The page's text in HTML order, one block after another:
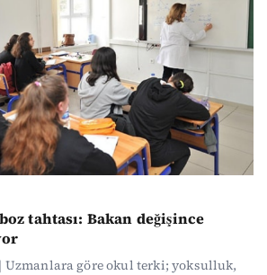
uzmanlar sorunun münferit değil,
olduğunu vurguluyor.
tahtası: Bakan değişince
| Uzmanlara göre okul terki; yoksulluk,